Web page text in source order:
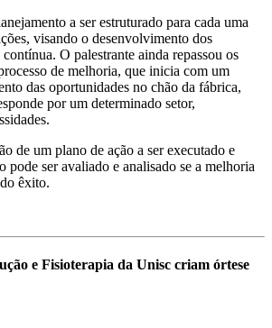
a ser estruturado para cada uma
visando o desenvolvimento dos
O palestrante ainda repassou os
de melhoria, que inicia com um
das oportunidades no chão da fábrica,
por um determinado setor,
de um plano de ação a ser executado e
pode ser avaliado e analisado se a melhoria
êxito.
e Fisioterapia da Unisc criam órtese